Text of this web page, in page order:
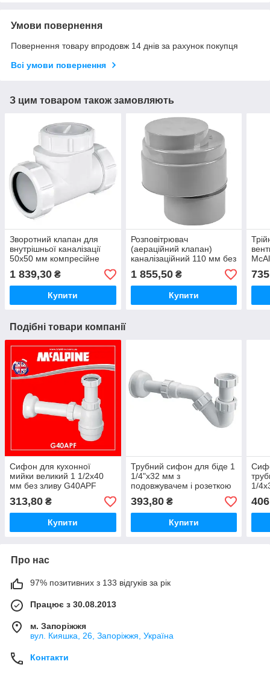
Умови повернення
Повернення товару впродовж 14 днів за рахунок покупця
Всі умови повернення
З цим товаром також замовляють
Зворотний клапан для
внутрішньої каналізації
50х50 мм компресійне
з'єднання Z2850-NRV
McAlpine
1 839,30 ₴
Купити
Розповітрювач
(аераційний клапан)
каналізаційний 110 мм без
манжета McALPINE
HC47P
1 855,50₴
Купити
Подібні товари компанії
Сифон для кухонної
мийки великий 1 1/2x40
мм без зливу G40APF
313,80 ₴
Купити
Трубний сифон для біде 1
1/4"x32 мм з
подовжувачем і розеткою
без сливу HC23 McAlpine
393,80₴
Купити
1/
Про нас
97% позитивних з 133 відгуків за рік
Працює з 30.08.2013
м. Запоріжжя
вул. Кияшка, 26, Запоріжжя, Україна
Контакти